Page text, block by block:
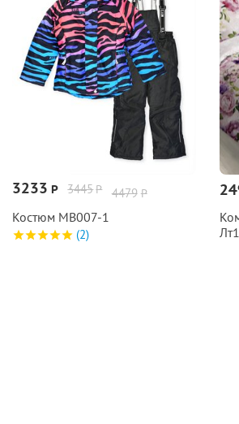
4479 Р
3445Р
3233 Р
Костюм МВ007‑1
(2)